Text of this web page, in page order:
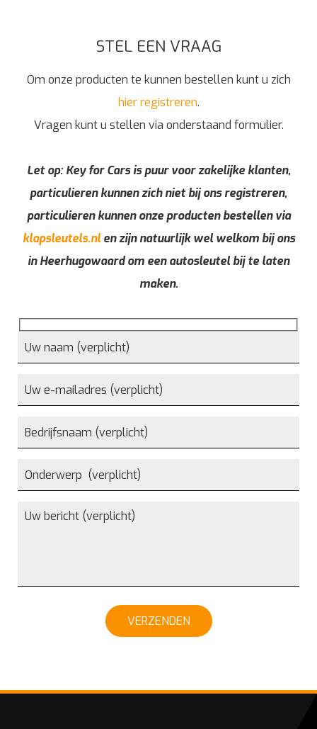
STEL EEN VRAAG
Om onze producten te kunnen bestellen kunt u zich
hier registreren.
Vragen kunt u stellen via onderstaand formulier.
Let op: Key for Cars is puur voor zakelijke klanten,
particulieren kunnen zich niet bij ons registreren,
particulieren kunnen onze producten bestellen via
klapsleutels.nlen zijn natuurlijk wel welkom bij ons
in Heerhugowaard om een autosleutel bij te laten
maken.
VERZENDEN